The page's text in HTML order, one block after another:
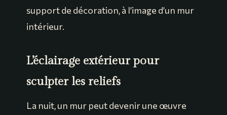
support de décoration, à l’image d’un mur
intérieur.
L’éclairage extérieur pour
sculpter les reliefs
La nuit, un mur peut devenir une œuvre